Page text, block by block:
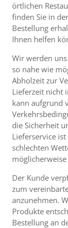
örtlichen
finden Sie in
Bestellung
Ihnen helfen
Wir werden
so nahe wie
Abholzeit zur
Lieferzeit nicht
kann aufgrund
die Sicherheit
Lieferservice
schlechten
Der Kunde
zum
anzunehmen.
Produkte
Bestellung an